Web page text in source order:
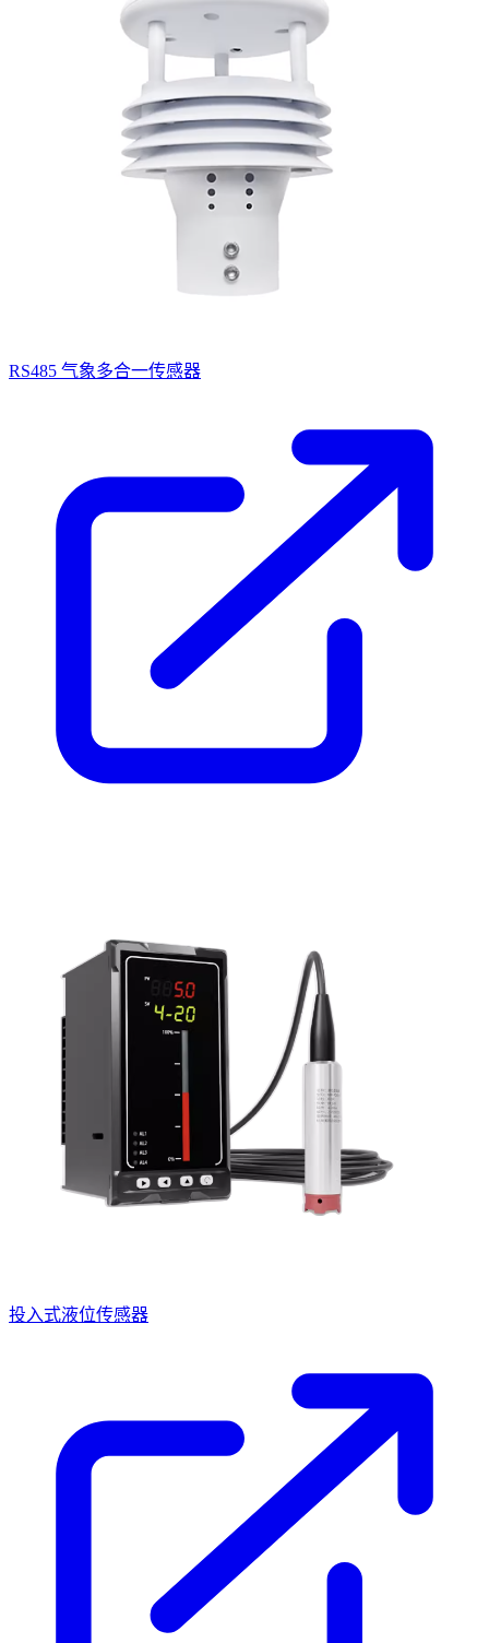
RS485 气象多合一传感器
投入式液位传感器